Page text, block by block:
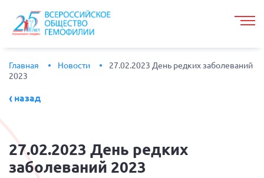
Главная Новости
27.02.2023 День редких заболеваний
2023
назад
27.02.2023 День редких
заболеваний 2023